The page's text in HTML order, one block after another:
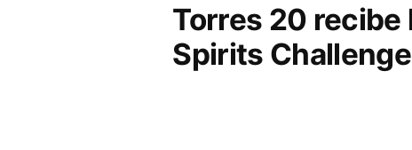
Torres 20 recibe
Spirits